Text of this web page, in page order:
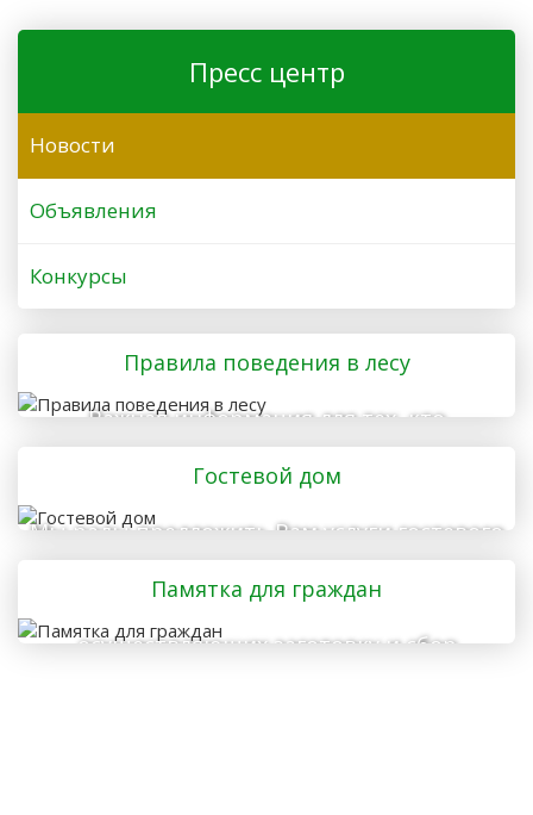
Пресс центр
Новости
Объявления
Конкурсы
Правила поведения в лесу
Важная информация для тех, кто
отправляется в лес
Гостевой дом
Мы рады предложить Вам услуги гостевого
дома
Памятка для граждан
осуществляющих заготовку и сбор